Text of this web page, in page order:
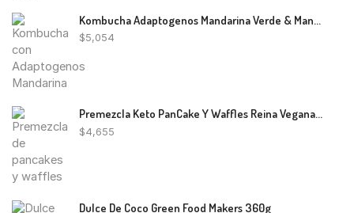
Kombucha Adaptogenos Mandarina Verde & Manzanilla Booch 400ml
$5,054
Premezcla Keto PanCake Y Waffles Reina Vegana 200g
$4,655
Dulce De Coco Green Food Makers 360g